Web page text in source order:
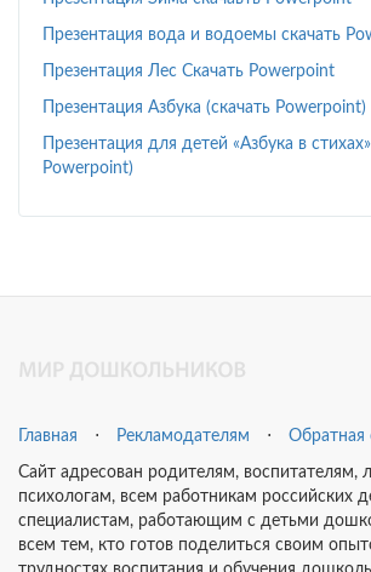
Презентация вода и водоемы скачать
Презентация Лес Скачать Powerpoint
Презентация Азбука (скачать Powerpoint)
Презентация для детей «Азбука в
Powerpoint)
Главная ⋅ Рекламодателям ⋅ Обратная
Сайт адресован родителям, воспитателям,
психологам, всем работникам российских
специалистам, работающим с детьми
всем тем, кто готов поделиться своим